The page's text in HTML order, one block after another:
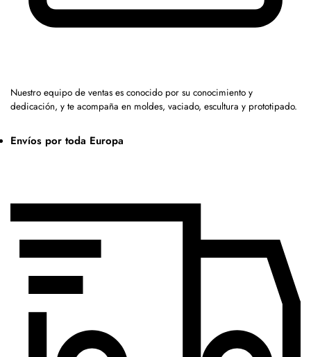
Nuestro equipo de ventas es conocido por su conocimiento y
dedicación, y te acompaña en moldes, vaciado, escultura y prototipado.
Envíos por toda Europa